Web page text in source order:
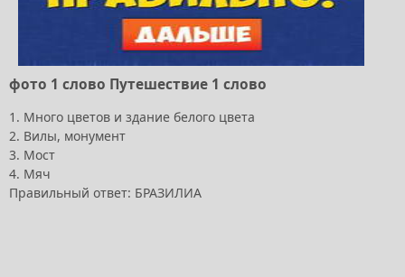
фото 1 слово Путешествие 1 слово
1. Много цветов и здание белого цвета
2. Вилы, монумент
3. Мост
4. Мяч
Правильный ответ: БРАЗИЛИА